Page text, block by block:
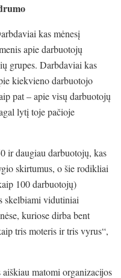
kas mėnesį
apie darbuotojų
grupes. Darbdaviai kas
kiekvieno darbuotojo
pat – apie visų darbuotojų
lytį toje pačioje
ir daugiau darbuotojų, kas
skirtumus, o šie rodikliai
100 darbuotojų)
skelbiami vidutiniai
kuriose dirba bent
tris moteris ir tris vyrus“,
matomi organizacijos